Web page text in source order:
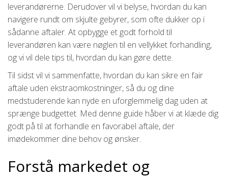
leverandørerne. Derudover vil vi belyse, hvordan du kan
navigere rundt om skjulte gebyrer, som ofte dukker op i
sådanne aftaler. At opbygge et godt forhold til
leverandøren kan være nøglen til en vellykket forhandling,
og vi vil dele tips til, hvordan du kan gøre dette.
Til sidst vil vi sammenfatte, hvordan du kan sikre en fair
aftale uden ekstraomkostninger, så du og dine
medstuderende kan nyde en uforglemmelig dag uden at
sprænge budgettet. Med denne guide håber vi at klæde dig
godt på til at forhandle en favorabel aftale, der
imødekommer dine behov og ønsker.
Forstå markedet og